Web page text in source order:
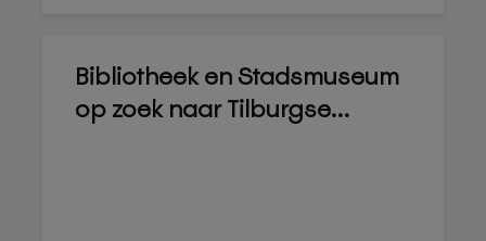
Bibliotheek en Stadsmuseum
op zoek naar Tilburgse...